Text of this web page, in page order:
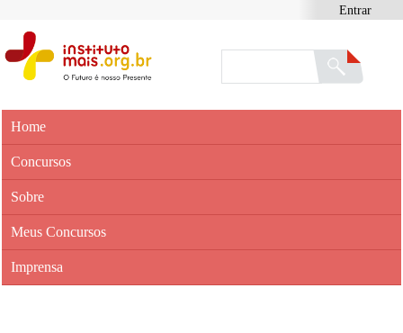
Entrar
Home
Concursos
Sobre
Meus Concursos
Imprensa